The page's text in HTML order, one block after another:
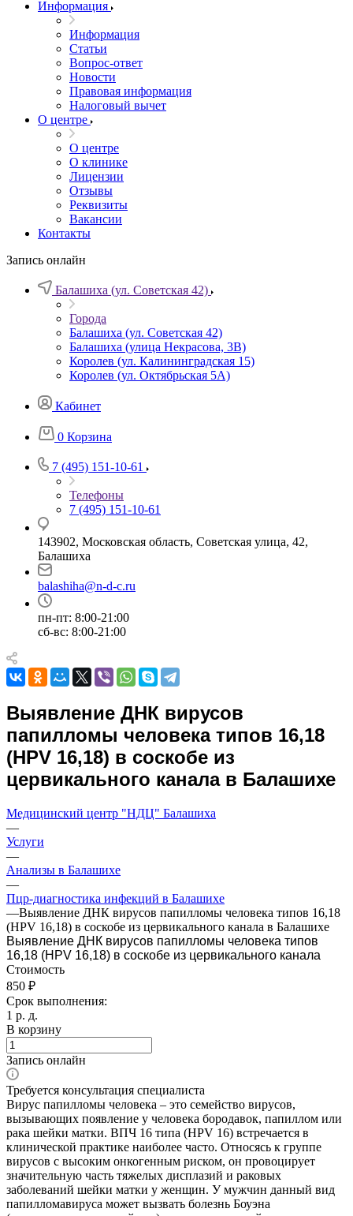
Информация
Информация
Статьи
Вопрос-ответ
Новости
Правовая информация
Налоговый вычет
О центре
О центре
О клинике
Лицензии
Отзывы
Реквизиты
Вакансии
Контакты
Запись онлайн
Балашиха (ул. Советская 42)
Города
Балашиха (ул. Советская 42)
Балашиха (улица Некрасова, 3В)
Королев (ул. Калининградская 15)
Королев (ул. Октябрьская 5А)
Кабинет
0 Корзина
7 (495) 151-10-61
Телефоны
7 (495) 151-10-61
143902, Московская область, Советская улица, 42,
Балашиха
balashiha@n-d-c.ru
пн-пт: 8:00-21:00
сб-вс: 8:00-21:00
Выявление ДНК вирусов
папилломы человека типов 16,18
(HPV 16,18) в соскобе из
цервикального канала в Балашихе
Медицинский центр "НДЦ" Балашиха
—
Услуги
—
Анализы в Балашихе
—
Пцр-диагностика инфекций в Балашихе
—Выявление ДНК вирусов папилломы человека типов 16,18
(HPV 16,18) в соскобе из цервикального канала в Балашихе
Выявление ДНК вирусов папилломы человека типов
16,18 (HPV 16,18) в соскобе из цервикального канала
Стоимость
850 ₽
Срок выполнения:
1 р. д.
В корзину
Запись онлайн
Требуется консультация специалиста
Вирус папилломы человека – это семейство вирусов,
вызывающих появление у человека бородавок, папиллом или
рака шейки матки. ВПЧ 16 типа (HPV 16) встречается в
клинической практике наиболее часто. Относясь к группе
вирусов с высоким онкогенным риском, он провоцирует
значительную часть тяжелых дисплазий и раковых
заболеваний шейки матки у женщин. У мужчин данный вид
папилломавируса может вызвать болезнь Боуэна